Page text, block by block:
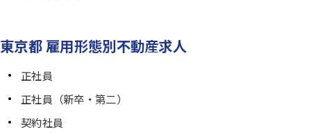
東京都 雇用形態別不動産求人
正社員
正社員（新卒・第二）
契約社員